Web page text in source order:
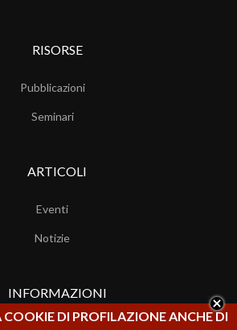
RISORSE
Pubblicazioni
Seminari
ARTICOLI
Eventi
Notizie
INFORMAZIONI
COOKIE DI PROFILAZIONE ANCHE DI